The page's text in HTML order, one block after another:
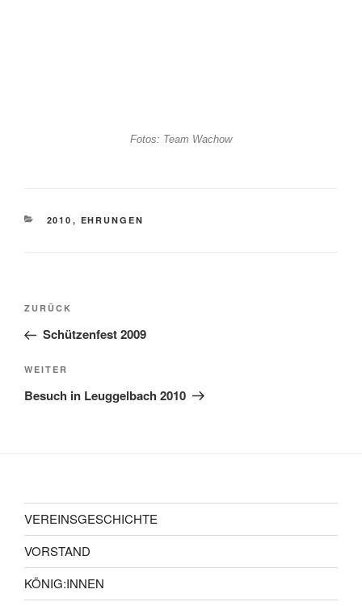
Fotos: Team Wachow
2010 , EHRUNGEN
ZURÜCK
Schützenfest 2009
WEITER
Besuch in Leuggelbach 2010
VEREINSGESCHICHTE
VORSTAND
KÖNIG:INNEN